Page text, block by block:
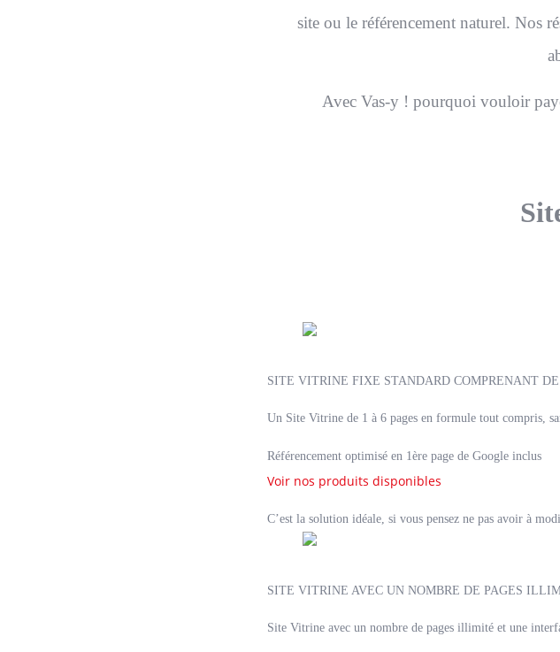
site ou le référencement naturel. Nos
Avec Vas-y ! pourquoi vouloir
SITE VITRINE FIXE STANDARD COMPRENANT
Un Site Vitrine de 1 à 6 pages en formule tout compris,
Référencement optimisé en 1ère page de Google inclus
Voir nos produits disponibles
C’est la solution idéale, si vous pensez ne pas avoir à
SITE VITRINE AVEC UN NOMBRE DE PAGES
Site Vitrine avec un nombre de pages illimité et une